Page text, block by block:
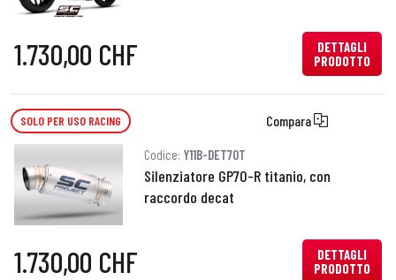
1.730,00 CHF
DETTAGLI
PRODOTTO
SOLO PER USO RACING Compara
Codice: Y11B-DET70T
Silenziatore GP70-R titanio, con
raccordo decat
1.730,00 CHF
DETTAGLI
PRODOTTO